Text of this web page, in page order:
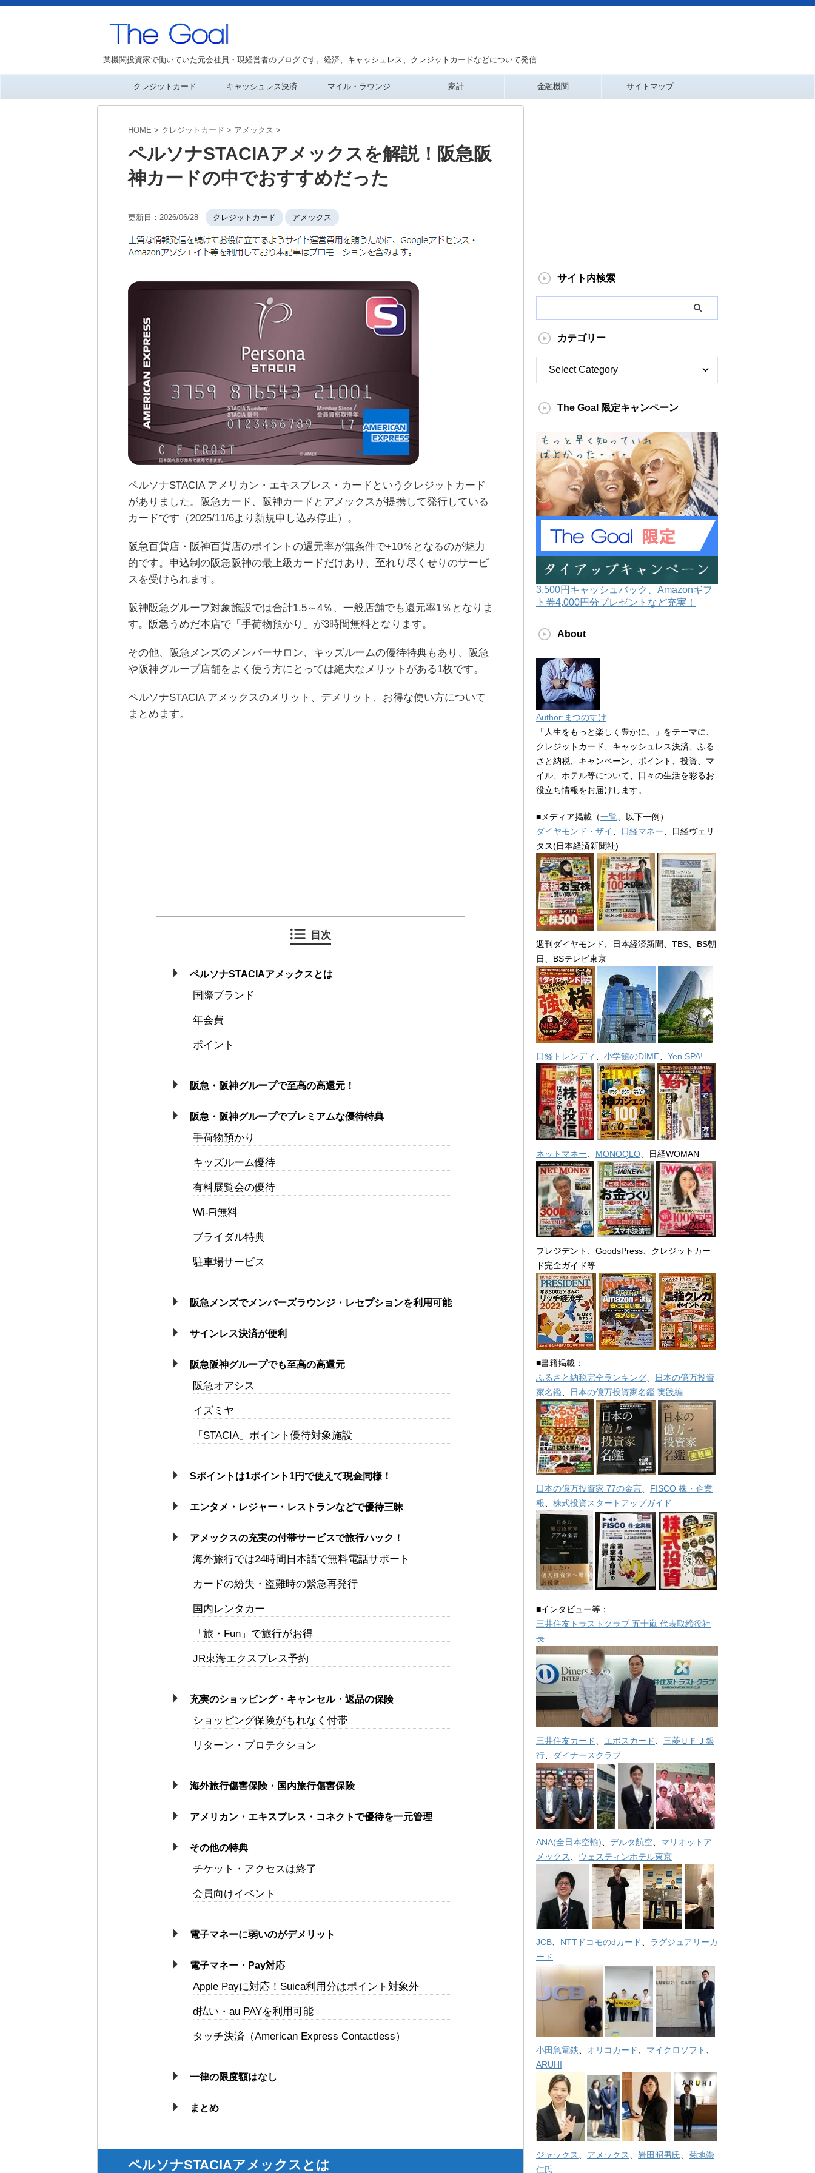
某機関投資家で働いていた元会社員・現経営者のブログです。経済、キャッシュレス、クレジットカードなどについて発信
クレジットカード キャッシュレス決済 マイル・ラウンジ 家計 金融機関 サイトマップ
HOME > クレジットカード > アメックス >
ペルソナSTACIAアメックスを解説！阪急阪
神カードの中でおすすめだった
更新日： 2026/06/28 クレジットカード アメックス
ペルソナSTACIA アメリカン・エキスプレス・カードというクレジットカード
がありました。阪急カード、阪神カードとアメックスが提携して発行している
カードです（2025/11/6より新規申し込み停止）。
阪急百貨店・阪神百貨店のポイントの還元率が無条件で+10％となるのが魅力
的です。申込制の阪急阪神の最上級カードだけあり、至れり尽くせりのサービ
スを受けられます。
阪神阪急グループ対象施設では合計1.5～4％、一般店舗でも還元率1％となりま
す。阪急うめだ本店で「手荷物預かり」が3時間無料となります。
その他、阪急メンズのメンバーサロン、キッズルームの優待特典もあり、阪急
や阪神グループ店舗をよく使う方にとっては絶大なメリットがある1枚です。
ペルソナSTACIA アメックスのメリット、デメリット、お得な使い方について
まとめます。
目次
ペルソナSTACIAアメックスとは
国際ブランド
年会費
ポイント
阪急・阪神グループで至高の高還元！
阪急・阪神グループでプレミアムな優待特典
手荷物預かり
キッズルーム優待
有料展覧会の優待
Wi-Fi無料
ブライダル特典
駐車場サービス
阪急メンズでメンバーズラウンジ・レセプションを利用可能
サインレス決済が便利
阪急阪神グループでも至高の高還元
阪急オアシス
イズミヤ
「STACIA」ポイント優待対象施設
Sポイントは1ポイント1円で使えて現金同様！
エンタメ・レジャー・レストランなどで優待三昧
アメックスの充実の付帯サービスで旅行ハック！
海外旅行では24時間日本語で無料電話サポート
カードの紛失・盗難時の緊急再発行
国内レンタカー
「旅・Fun」で旅行がお得
JR東海エクスプレス予約
充実のショッピング・キャンセル・返品の保険
ショッピング保険がもれなく付帯
リターン・プロテクション
海外旅行傷害保険・国内旅行傷害保険
アメリカン・エキスプレス・コネクトで優待を一元管理
その他の特典
チケット・アクセスは終了
会員向けイベント
電子マネーに弱いのがデメリット
電子マネー・Pay対応
Apple Payに対応！Suica利用分はポイント対象外
d払い・au PAYを利用可能
タッチ決済（American Express Contactless）
一律の限度額はなし
まとめ
ペルソナSTACIAアメックスとは
サイト内検索
カテゴリー
The Goal 限定キャンペーン
3,500円キャッシュバック、Amazonギフ
ト券4,000円分プレゼントなど充実！
About
Author:まつのすけ
「人生をもっと楽しく豊かに。」をテーマに、
クレジットカード、キャッシュレス決済、ふる
さと納税、キャンペーン、ポイント、投資、マ
イル、ホテル等について、日々の生活を彩るお
役立ち情報をお届けします。
■メディア掲載（一覧 、以下一例）
ダイヤモンド・ザイ
日経マネー 、日経ヴェリ
タス(日本経済新聞社)
週刊ダイヤモンド、日本経済新聞、TBS、BS朝
日、BSテレビ東京
日経トレンディ 小学館のDIME Yen SPA!
ネットマネー MONOQLO 、日経WOMAN
プレジデント、GoodsPress、クレジットカー
ド完全ガイド等
■書籍掲載：
ふるさと納税完全ランキング、
日本の億万投資
家名鑑、 日本の億万投資家名鑑 実践編
日本の億万投資家 77の金言、 FISCO 株・企業
報、 株式投資スタートアップガイド
■インタビュー等：
三井住友トラストクラブ 五十嵐 代表取締役社
長
三井住友カード エポスカード
三菱ＵＦＪ銀
行
ダイナースクラブ
ANA(全日本空輸) デルタ航空
マリオットア
メックス
ウェスティンホテル東京
JCB NTTドコモのdカード
ラグジュアリーカ
ード
小田急電鉄 オリコカード マイクロソフト
ARUHI
ジャックス アメックス 岩田昭男氏
菊地崇
仁氏